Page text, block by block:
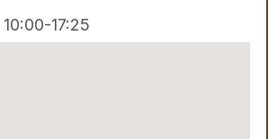
10:00-17:25